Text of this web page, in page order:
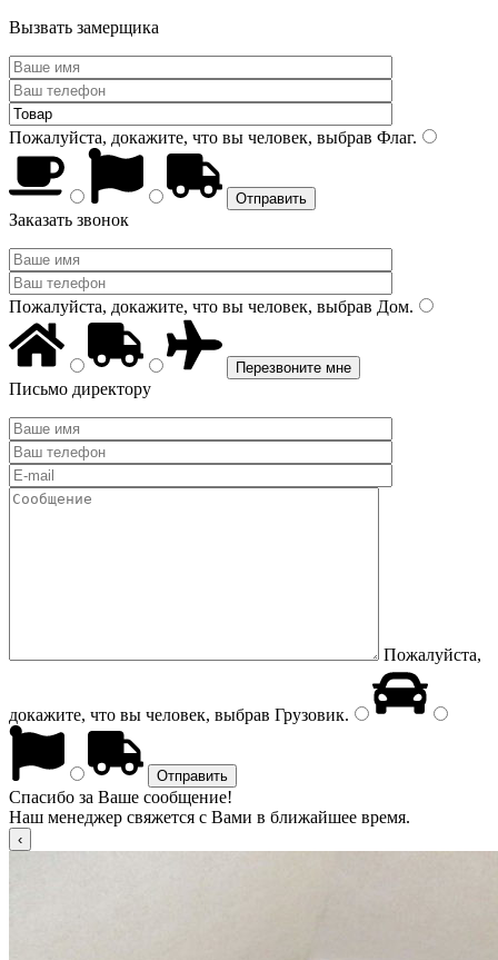
Вызвать замерщика
Пожалуйста, докажите, что вы человек, выбрав Флаг.
Заказать звонок
Пожалуйста, докажите, что вы человек, выбрав Дом.
Письмо директору
Пожалуйста,
докажите, что вы человек, выбрав Грузовик.
Спасибо за Ваше сообщение!
Наш менеджер свяжется с Вами в ближайшее время.